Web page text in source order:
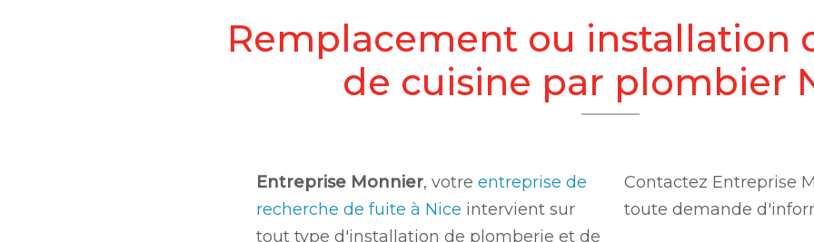
Remplacement ou installation
de cuisine par plombier
Entreprise Monnier, votre entreprise de
recherche de fuite à Nice intervient sur
tout type d'installation de plomberie et de
Contactez Entreprise
toute demande